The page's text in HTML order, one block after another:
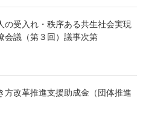
るよう、ロールプレイの手法を
］
研修の講師を務めることができ
意点等を簡潔に整理しました。
用手引書＞［1.7MB］
の受入れ・秩序ある共生社会実現
会議（第３回）議事次第
方改革推進支援助成金（団体推進